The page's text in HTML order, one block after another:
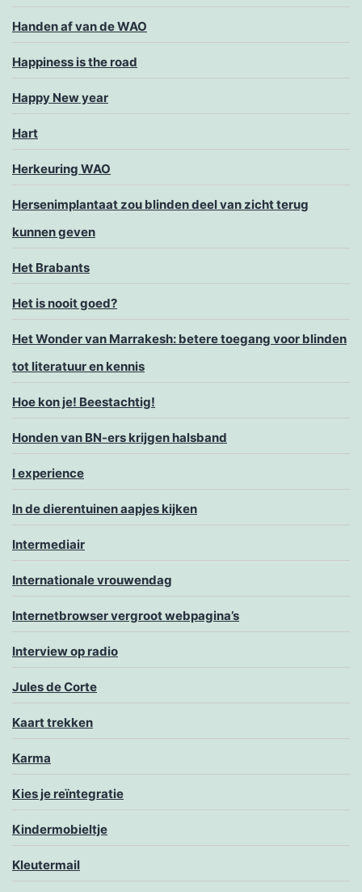
Handen af van de WAO
Happiness is the road
Happy New year
Hart
Herkeuring WAO
Hersenimplantaat zou blinden deel van zicht terug
kunnen geven
Het Brabants
Het is nooit goed?
Het Wonder van Marrakesh: betere toegang voor blinden
tot literatuur en kennis
Hoe kon je! Beestachtig!
Honden van BN-ers krijgen halsband
I experience
In de dierentuinen aapjes kijken
Intermediair
Internationale vrouwendag
Internetbrowser vergroot webpagina’s
Interview op radio
Jules de Corte
Kaart trekken
Karma
Kies je reïntegratie
Kindermobieltje
Kleutermail